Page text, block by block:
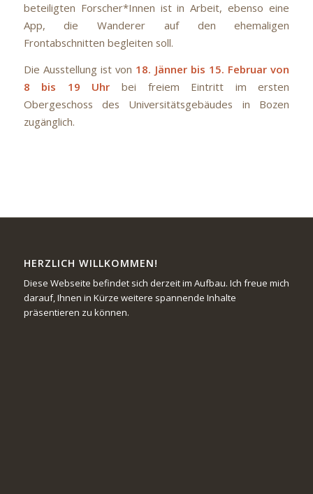
beteiligten Forscher*Innen ist in Arbeit, ebenso eine
App, die Wanderer auf den ehemaligen
Frontabschnitten begleiten soll.
Die Ausstellung ist von 18. Jänner bis 15. Februar von
8 bis 19 Uhr bei freiem Eintritt im ersten
Obergeschoss des Universitätsgebäudes in Bozen
zugänglich.
HERZLICH WILLKOMMEN!
Diese Webseite befindet sich derzeit im Aufbau. Ich freue mich
darauf, Ihnen in Kürze weitere spannende Inhalte
präsentieren zu können.